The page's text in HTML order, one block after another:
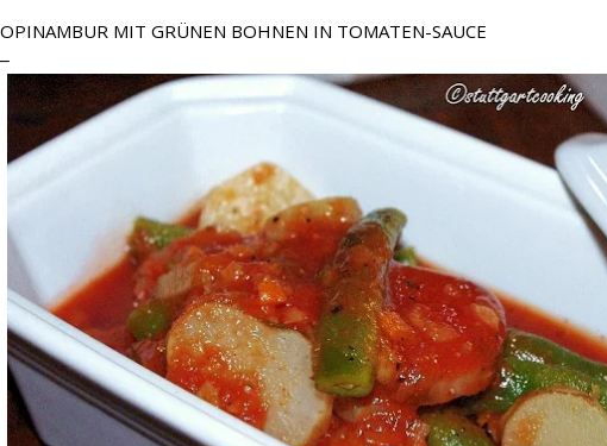
MIT GRÜNEN BOHNEN IN TOMATEN-SAUCE